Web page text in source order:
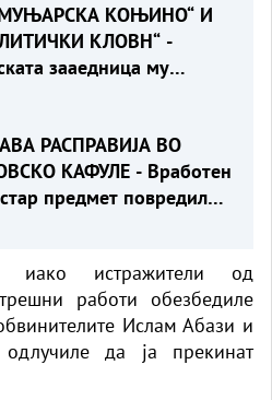
КОЊИНО“ И
КЛОВН“ -
зааедница му
РАСПРАВИЈА ВО
КАФУЛЕ - Вработен
предмет повредил
иако истражители од
работи обезбедиле
Ислам Абази и
да ја прекинат